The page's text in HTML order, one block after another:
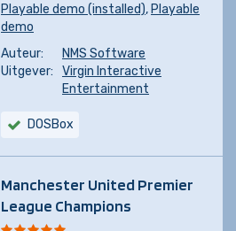
Playable demo (installed), Playable
demo
Auteur:
NMS Software
Uitgever:
Virgin Interactive
Entertainment
DOSBox
Manchester United Premier
League Champions